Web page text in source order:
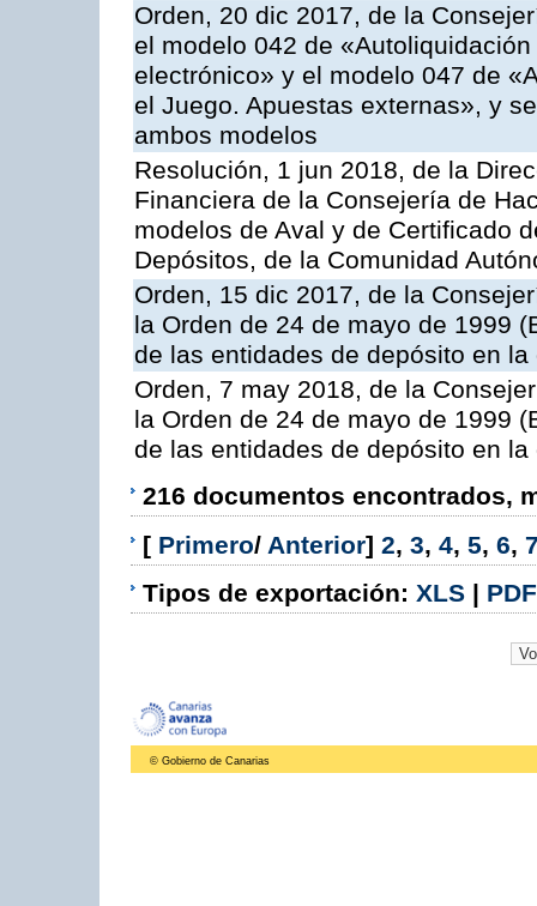
Orden, 20 dic 2017, de la
el modelo 042 de
electrónico» y el modelo 047 de
el Juego. Apuestas externas», y
ambos modelos
Resolución, 1 jun 2018, de la
Financiera de la Consejería de
modelos de Aval y de Certificado
Depósitos, de la Comunidad
Orden, 15 dic 2017, de la
la Orden de 24 de mayo de 1999
de las entidades de depósito en
Orden, 7 may 2018, de la
la Orden de 24 de mayo de 1999
de las entidades de depósito en
216 documentos encontrados,
[ Primero/ Anterior] 2, 3, 4, 5, 6,
Tipos de exportación: XLS | PDF
© Gobierno de Canarias